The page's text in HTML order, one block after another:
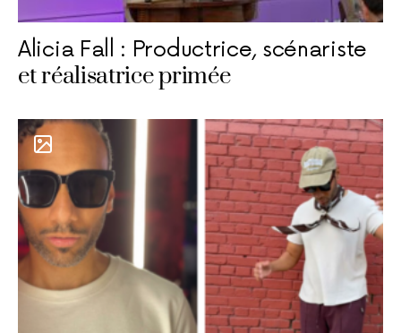
Alicia Fall : Productrice, scénariste
et réalisatrice primée